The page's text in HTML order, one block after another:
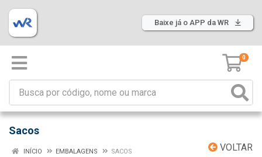
Baixe já o APP da WR
0
Sacos
VOLTAR
INÍCIO EMBALAGENS SACOS